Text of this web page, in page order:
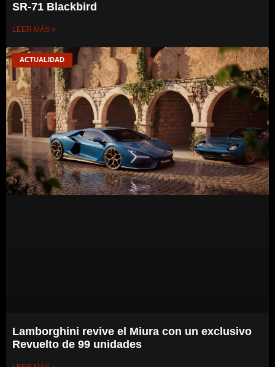
SR-71 Blackbird
LEER MÁS »
ACTUALIDAD
Lamborghini revive el Miura con un exclusivo
Revuelto de 99 unidades